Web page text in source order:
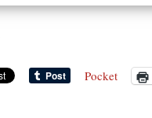
Pocket